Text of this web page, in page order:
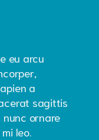
eu arcu
a
sagittis
nunc ornare
leo.